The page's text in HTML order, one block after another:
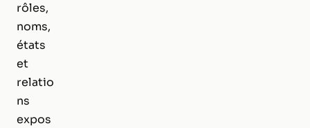
rôles,
noms,
états
et
relatio
ns
expos